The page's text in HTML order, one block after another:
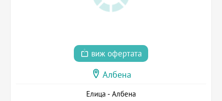
виж офертата
Албена
Елица - Албена